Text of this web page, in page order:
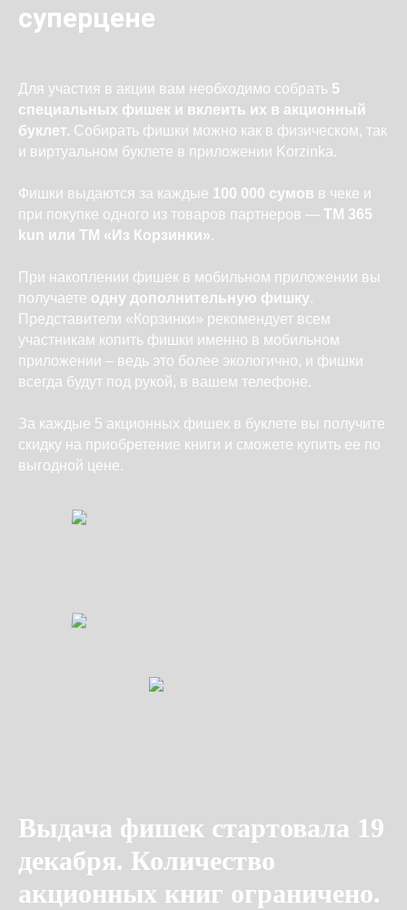
суперцене
Для участия в акции вам необходимо собрать 5
специальных фишек и вклеить их в акционный
буклет. Собирать фишки можно как в физическом, так
и виртуальном буклете в приложении Korzinka.
Фишки выдаются за каждые 100 000 сумов в чеке и
при покупке одного из товаров партнеров — ТМ 365
kun или ТМ «Из Корзинки».
При накоплении фишек в мобильном приложении вы
получаете одну дополнительную фишку.
Представители «Корзинки» рекомендует всем
участникам копить фишки именно в мобильном
приложении – ведь это более экологично, и фишки
всегда будут под рукой, в вашем телефоне.
За каждые 5 акционных фишек в буклете вы получите
скидку на приобретение книги и сможете купить ее по
выгодной цене.
Выдача фишек стартовала 19
декабря. Количество
акционных книг ограничено.